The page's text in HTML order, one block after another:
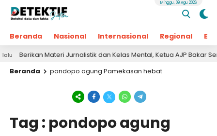
Beranda Nasional Internasional Regional
Minggu, 09 Agu 2026
Berikan Materi Jurnalistik dan Kelas Mental, Ketua AJP Bakar
Beranda
pondopo agung Pamekasan hebat
Tag : pondopo agung